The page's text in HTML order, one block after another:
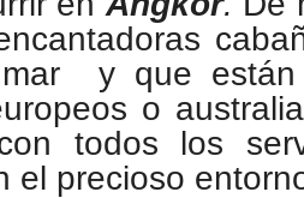
y que están
o
todos los
el precioso